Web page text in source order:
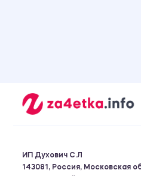
ИП Духович С.Л
143081, Россия, Московская